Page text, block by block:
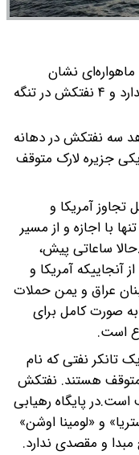
نشان
می‌دهد که ترددی در تنگه هرمز وجود ندارد و ۴ نفتکش در تنگه
سه نفتکش در دهانه
جزیره لارک متوقف
آمریکا و
با اجازه و از مسیر
ساعاتی پیش،
آنجاییکه آمریکا و
عراق و یمن حملات
به صورت کامل برای
است.
تانکر نفتی که نام
هستند. نفتکش
است.در پایگاه رهیابی
و «لومینا اوشن»
و مقصدی ندارد.